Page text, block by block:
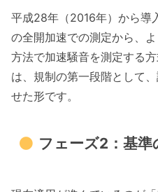
平成28年（2016年）から導
の全開加速での測定から、
方法で加速騒音を測定する
は、規制の第一段階として
せた形です。
フェーズ2：基